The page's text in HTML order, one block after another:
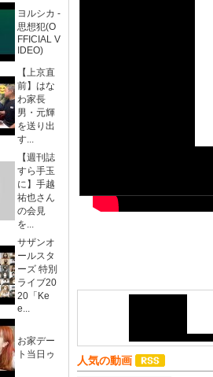
ヨルシカ -
思想犯(O
FFICIAL V
IDEO)
【上京直
前】はな
わ家長
男・元輝
を送り出
す...
【週刊誌
すら手玉
に】手越
祐也さん
の会見
を...
サザンオ
ールスタ
ーズ 特別
ライブ20
20「Ke
e...
お家デー
ト当日ゥ
人気の動画